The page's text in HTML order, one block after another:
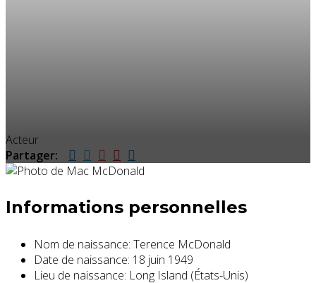
Acteur
Partager:
Informations personnelles
Nom de naissance: Terence McDonald
Date de naissance: 18 juin 1949
Lieu de naissance: Long Island (États-Unis)